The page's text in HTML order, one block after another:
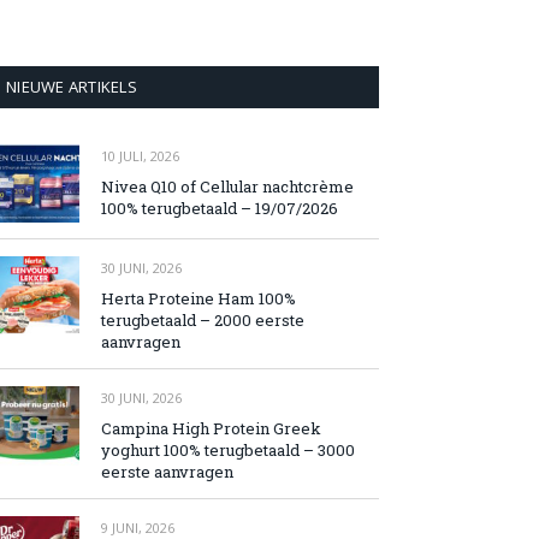
NIEUWE ARTIKELS
10 JULI, 2026
Nivea Q10 of Cellular nachtcrème
100% terugbetaald – 19/07/2026
30 JUNI, 2026
Herta Proteine Ham 100%
terugbetaald – 2000 eerste
aanvragen
30 JUNI, 2026
Campina High Protein Greek
yoghurt 100% terugbetaald – 3000
eerste aanvragen
9 JUNI, 2026